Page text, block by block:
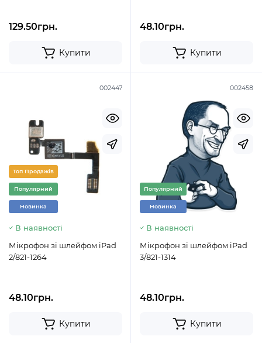
129.50грн.
Купити
48.10грн.
Купити
002447
Топ Продажів
Популярний
Новинка
В наявності
Мікрофон зі шлейфом iPad
2/821-1264
48.10грн.
Купити
002458
Популярний
Новинка
В наявності
Мікрофон зі шлейфом iPad
3/821-1314
48.10грн.
Купити